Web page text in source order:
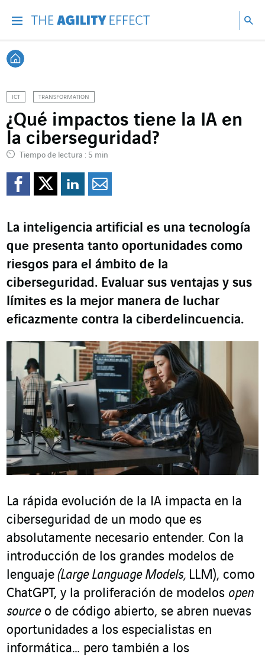
Volver a Inicio
ICT TRANSFORMATION
¿Qué impactos tiene la IA en
la ciberseguridad?
Tiempo de lectura : 5 min
Compartir en Facebook
Compartir en
Compartir en
La inteligencia artificial es una tecnología
que presenta tanto oportunidades como
riesgos para el ámbito de la
ciberseguridad. Evaluar sus ventajas y sus
límites es la mejor manera de luchar
eficazmente contra la ciberdelincuencia.
La rápida evolución de la IA impacta en la
ciberseguridad de un modo que es
absolutamente necesario entender. Con la
introducción de los grandes modelos de
lenguaje (Large Language Models, LLM), como
ChatGPT, y la proliferación de modelos open
sourceo de código abierto, se abren nuevas
oportunidades a los especialistas en
informática… pero también a los